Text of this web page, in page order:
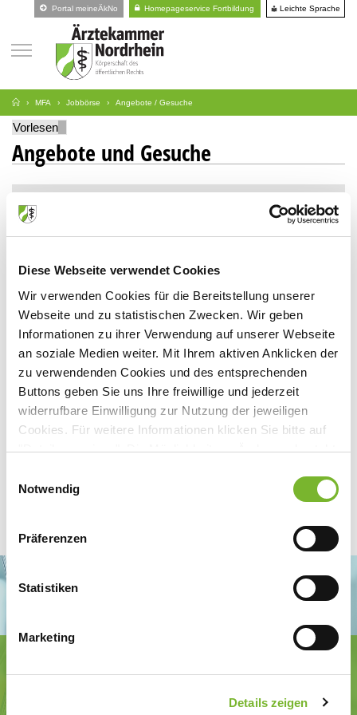
Diese Webseite verwendet Cookies
Wir verwenden Cookies für die Bereitstellung unserer
Webseite und zu statistischen Zwecken. Wir geben
Informationen zu ihrer Verwendung auf unserer Webseite
an soziale Medien weiter. Mit Ihrem aktiven Anklicken der
zu verwendenden Cookies und des entsprechenden
Buttons geben Sie uns Ihre freiwillige und jederzeit
widerrufbare Einwilligung zur Nutzung der jeweiligen
Cookies. Für weitere Informationen klicken Sie bitte auf
"Details anzeigen". Die Möglichkeit zur Änderung besteht
Datenschutzerklärung
Notwendig
Präferenzen
Statistiken
Marketing
Details zeigen
Portal meineÄkNo Homepageservice Fortbildung Leichte Sprache
MFA Jobbörse Angebote / Gesuche
Vorlesen
Angebote und Gesuche
Suche
Stellengesuche
Stellenangebote
Tersteegenstr. 9 · 40474 Düsseldorf